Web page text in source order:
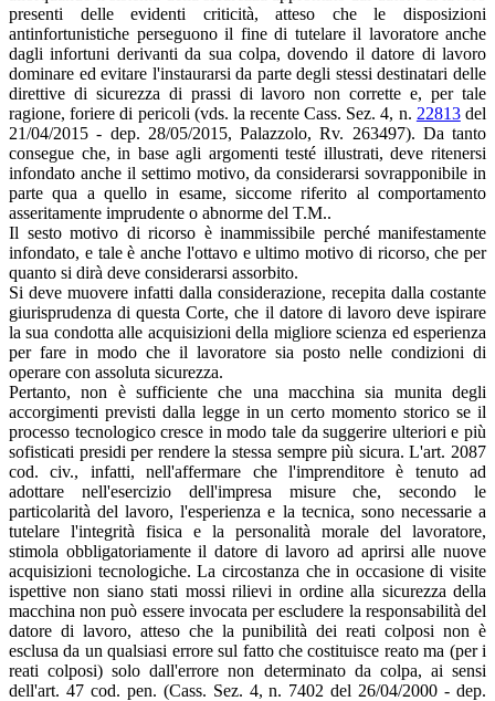
presenti delle evidenti criticità, atteso che le disposizioni
antinfortunistiche perseguono il fine di tutelare il lavoratore anche
dagli infortuni derivanti da sua colpa, dovendo il datore di lavoro
dominare ed evitare l'instaurarsi da parte degli stessi destinatari delle
direttive di sicurezza di prassi di lavoro non corrette e, per tale
ragione, foriere di pericoli (vds. la recente Cass. Sez. 4, n. 22813del
21/04/2015 - dep. 28/05/2015, Palazzolo, Rv. 263497). Da tanto
consegue che, in base agli argomenti testé illustrati, deve ritenersi
infondato anche il settimo motivo, da considerarsi sovrapponibile in
parte qua a quello in esame, siccome riferito al comportamento
asseritamente imprudente o abnorme del T.M..
Il sesto motivo di ricorso è inammissibile perché manifestamente
infondato, e tale è anche l'ottavo e ultimo motivo di ricorso, che per
quanto si dirà deve considerarsi assorbito.
Si deve muovere infatti dalla considerazione, recepita dalla costante
giurisprudenza di questa Corte, che il datore di lavoro deve ispirare
la sua condotta alle acquisizioni della migliore scienza ed esperienza
per fare in modo che il lavoratore sia posto nelle condizioni di
operare con assoluta sicurezza.
Pertanto, non è sufficiente che una macchina sia munita degli
accorgimenti previsti dalla legge in un certo momento storico se il
processo tecnologico cresce in modo tale da suggerire ulteriori e più
sofisticati presidi per rendere la stessa sempre più sicura. L'art. 2087
cod. civ., infatti, nell'affermare che l'imprenditore è tenuto ad
adottare nell'esercizio dell'impresa misure che, secondo le
particolarità del lavoro, l'esperienza e la tecnica, sono necessarie a
tutelare l'integrità fisica e la personalità morale del lavoratore,
stimola obbligatoriamente il datore di lavoro ad aprirsi alle nuove
acquisizioni tecnologiche. La circostanza che in occasione di visite
ispettive non siano stati mossi rilievi in ordine alla sicurezza della
macchina non può essere invocata per escludere la responsabilità del
datore di lavoro, atteso che la punibilità dei reati colposi non è
esclusa da un qualsiasi errore sul fatto che costituisce reato ma (per i
reati colposi) solo dall'errore non determinato da colpa, ai sensi
dell'art. 47 cod. pen. (Cass. Sez. 4, n. 7402 del 26/04/2000 - dep.